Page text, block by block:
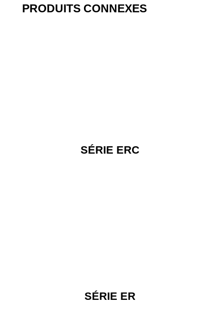
PRODUITS CONNEXES
SÉRIE ERC
SÉRIE ER